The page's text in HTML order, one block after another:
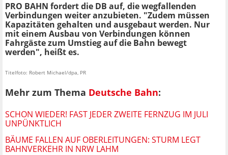
PRO BAHN fordert die DB auf, die wegfallenden
Verbindungen weiter anzubieten. "Zudem müssen
Kapazitäten gehalten und ausgebaut werden. Nur
mit einem Ausbau von Verbindungen können
Fahrgäste zum Umstieg auf die Bahn bewegt
werden", heißt es.
Titelfoto: Robert Michael/dpa, PR
Mehr zum Thema Deutsche Bahn:
SCHON WIEDER! FAST JEDER ZWEITE FERNZUG IM JULI
UNPÜNKTLICH
BÄUME FALLEN AUF OBERLEITUNGEN: STURM LEGT
BAHNVERKEHR IN NRW LAHM